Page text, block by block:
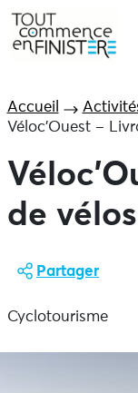
Accueil
Véloc’Ouest –
de
Partager
Cyclotourisme